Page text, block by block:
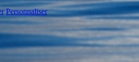
Personnaliser